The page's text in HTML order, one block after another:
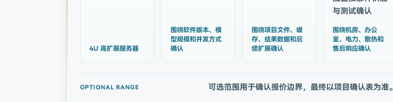
4U 高扩展服务器
围绕软件版本、模
型规模和并发方式
确认
围绕项目文件、缓
存、结果数据和后
续扩展确认
与测试确认
围绕机房、办公
室、电力、散热和
售后响应确认
OPTIONAL RANGE 可选范围用于确认报价边界，最终以项目确认表为准。